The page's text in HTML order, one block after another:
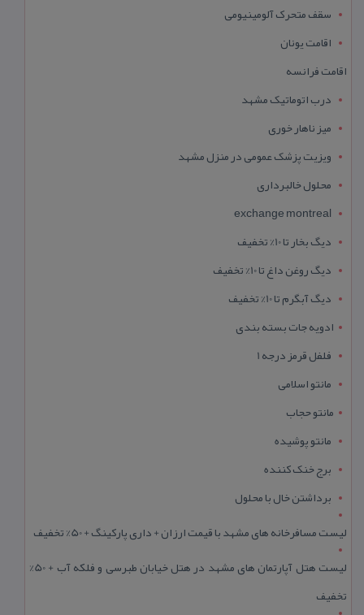
سقف متحرک آلومینیومی
اقامت یونان
اقامت فرانسه
درب اتوماتیک مشهد
میز ناهار خوری
ویزیت پزشک عمومی در منزل مشهد
محلول خالبرداری
exchange montreal
دیگ بخار تا 10% تخفیف
دیگ روغن داغ تا 10% تخفیف
دیگ آبگرم تا 10% تخفیف
ادویه جات بسته بندی
فلفل قرمز درجه 1
مانتو اسلامی
مانتو حجاب
مانتو پوشیده
برج خنک کننده
برداشتن خال با محلول
لیست مسافرخانه های مشهد با قیمت ارزان + داری پارکینگ + 50% تخفیف
لیست هتل آپارتمان های مشهد در هتل خیابان طبرسی و فلکه آب + 50%
تخفیف